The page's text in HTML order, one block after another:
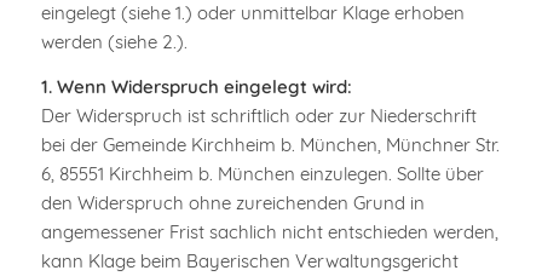
eingelegt (siehe 1.) oder unmittelbar Klage erhoben
werden (siehe 2.).
1. Wenn Widerspruch eingelegt wird:
Der Widerspruch ist schriftlich oder zur Niederschrift
bei der Gemeinde Kirchheim b. München, Münchner Str.
6, 85551 Kirchheim b. München einzulegen. Sollte über
den Widerspruch ohne zureichenden Grund in
angemessener Frist sachlich nicht entschieden werden,
kann Klage beim Bayerischen Verwaltungsgericht